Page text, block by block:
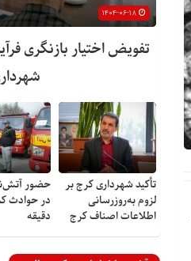
تفویض اختیار بازنگری
تأکید شهرداری کرج بر
لزوم به‌روزرسانی
اطلاعات اصناف کرج
حضور
دقیقه